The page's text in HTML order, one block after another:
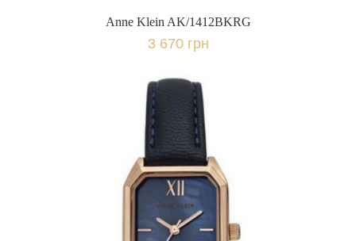
Anne Klein AK/1412BKRG
3 670 грн